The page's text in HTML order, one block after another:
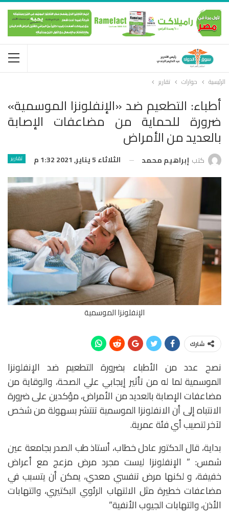
الرئيسية حوارات تقارير
أطباء: التطعيم ضد «الإنفلونزا الموسمية»
ضرورة للحماية من مضاعفات الإصابة
بالعديد من الأمراض
تقارير كتب إبراهيم محمد الثلاثاء 5 يناير, 2021 1:32 م
الإنفلونزا الموسمية
شارك
نصح عدد من الأطباء بضرورة التطعيم ضد الإنفلونزا
الموسمية لما له من تأثير إيجابي علي الصحة، والوقاية من
مضاعفات الإصابة بالعديد من الأمراض، مؤكدين على ضرورة
الانتباه إلى أن الانفلونزا الموسمية تنتشر بسهولة من شخص
لآخر لتصيب أي فئة عمرية.
بداية، قال الدكتور عادل خطاب، أستاذ طب الصدر بجامعة عين
شمس: ” الإنفلونزا ليست مجرد مرض مزعج مع أعراض
خفيفة، و لكنها مرض تنفسي معدي، يمكن أن يتسبب في
مضاعفات خطيرة مثل الالتهاب الرئوي البكتيري، والتهابات
الأذن، والتهابات الجيوب الأنفية”